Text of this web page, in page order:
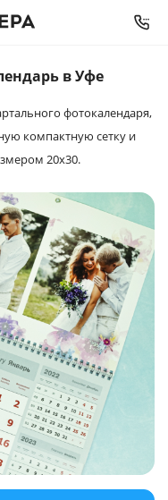
в Уфе
фотокалендаря,
компактную сетку и
20х30.